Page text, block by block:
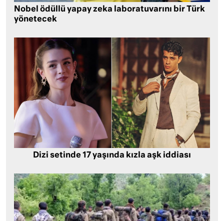
Nobel ödüllü yapay zeka laboratuvarını bir Türk
yönetecek
Dizi setinde 17 yaşında kızla aşk iddiası